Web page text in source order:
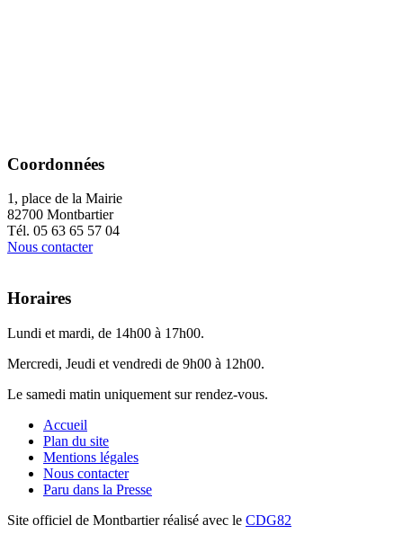
Coordonnées
1, place de la Mairie
82700 Montbartier
Tél. 05 63 65 57 04
Nous contacter
Horaires
Lundi et mardi, de 14h00 à 17h00.
Mercredi, Jeudi et vendredi de 9h00 à 12h00.
Le samedi matin uniquement sur rendez-vous.
Accueil
Plan du site
Mentions légales
Nous contacter
Paru dans la Presse
Site officiel de Montbartier réalisé avec le CDG82